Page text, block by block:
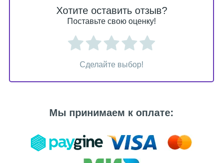
Хотите оставить отзыв?
Поставьте свою оценку!
Сделайте выбор!
Мы принимаем к оплате: